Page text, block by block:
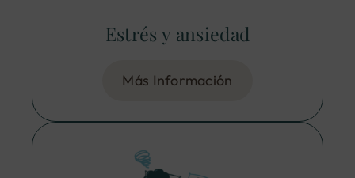
Estrés y ansiedad
Más Información